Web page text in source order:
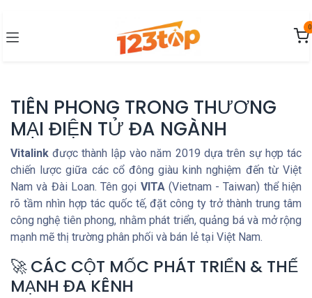
0
TIÊN PHONG TRONG THƯƠNG
MẠI ĐIỆN TỬ ĐA NGÀNH
Vitalink được thành lập vào năm 2019 dựa trên sự hợp tác
chiến lược giữa các cổ đông giàu kinh nghiệm đến từ Việt
Nam và Đài Loan. Tên gọi VITA(Vietnam - Taiwan) thể hiện
rõ tầm nhìn hợp tác quốc tế, đặt công ty trở thành trung tâm
công nghệ tiên phong, nhằm phát triển, quảng bá và mở rộng
mạnh mẽ thị trường phân phối và bán lẻ tại Việt Nam.
🚀 CÁC CỘT MỐC PHÁT TRIỂN & THẾ
MẠNH ĐA KÊNH